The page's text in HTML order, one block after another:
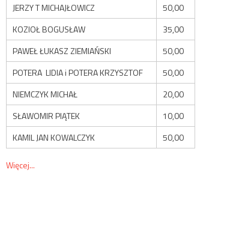
JERZY T MICHAJŁOWICZ
50,00
KOZIOŁ BOGUSŁAW
35,00
PAWEŁ ŁUKASZ ZIEMIAŃSKI
50,00
POTERA LIDIA i POTERA KRZYSZTOF
50,00
NIEMCZYK MICHAŁ
20,00
SŁAWOMIR PIĄTEK
10,00
KAMIL JAN KOWALCZYK
50,00
Więcej...